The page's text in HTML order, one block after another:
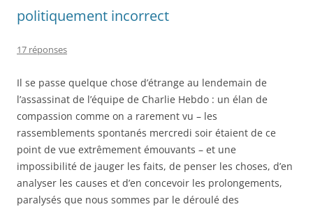
politiquement incorrect
17 réponses
Il se passe quelque chose d’étrange au lendemain de
l’assassinat de l’équipe de Charlie Hebdo : un élan de
compassion comme on a rarement vu – les
rassemblements spontanés mercredi soir étaient de ce
point de vue extrêmement émouvants – et une
impossibilité de jauger les faits, de penser les choses, d’en
analyser les causes et d’en concevoir les prolongements,
paralysés que nous sommes par le déroulé des